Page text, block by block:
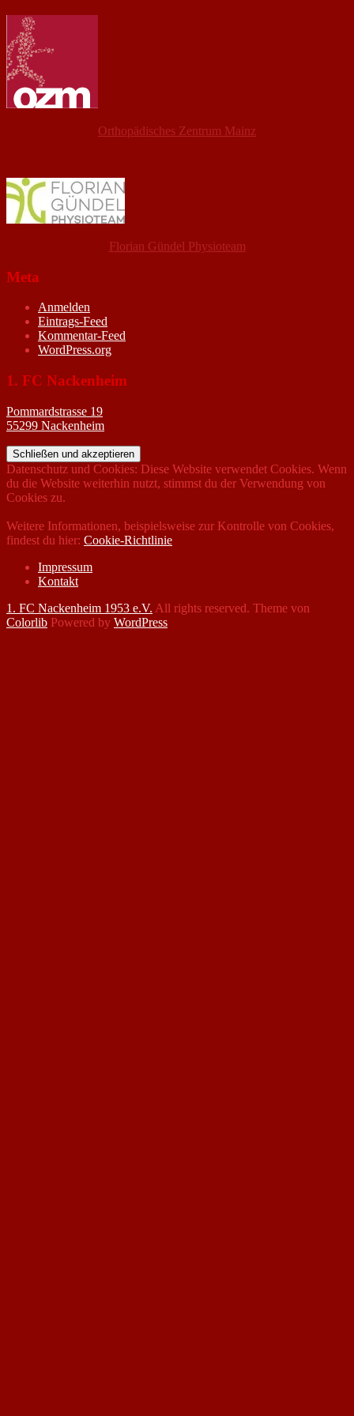
Orthopädisches Zentrum Mainz
Florian Gündel Physioteam
Meta
Anmelden
Eintrags-Feed
Kommentar-Feed
WordPress.org
1. FC Nackenheim
Pommardstrasse 19
55299 Nackenheim
Datenschutz und Cookies: Diese Website verwendet Cookies. Wenn
du die Website weiterhin nutzt, stimmst du der Verwendung von
Cookies zu.
Weitere Informationen, beispielsweise zur Kontrolle von Cookies,
findest du hier: Cookie-Richtlinie
Impressum
Kontakt
1. FC Nackenheim 1953 e.V. All rights reserved. Theme von
Colorlib Powered by WordPress